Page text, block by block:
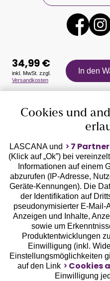
Auszeichnungen
Geprüfte
Unsere Apps
34,99 €
inkl. MwSt. zzgl.
Versandkosten
In den
Cookies und
LASCANA und 7 Partner
(Klick auf „Ok”) bei
Informationen auf einem
abzurufen (IP-Adresse,
Geräte-Kennungen). Die
der Identifikation auf
pseudonymisierter E-Mail-
Anzeigen und Inhalte,
sowie um
Produktentwicklungen
Einwilligung (inkl.
Einstellungsmöglichkeiten
auf den Link
Cookies
Einwilligung